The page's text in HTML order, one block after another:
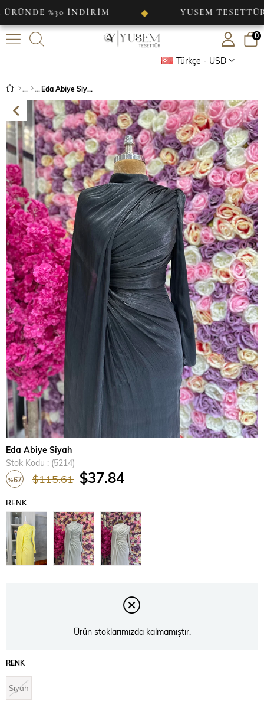
%30 İNDİRİM ◆ YUSEM TESETTÜR ◆
Türkçe - USD
0
Eda Abiye Siyah
›
Eda Abiye Siyah
Stok Kodu
(5214)
%67 $115.61 $37.84
RENK
Ürün stoklarımızda kalmamıştır.
RENK
Siyah